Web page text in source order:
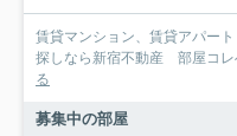
賃貸マンション、賃貸アパー
探しなら新宿不動産 部屋コレ
る
募集中の部屋